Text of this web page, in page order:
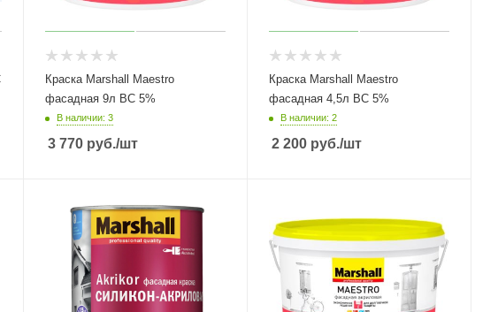
Краска Marshall Maestro
фасадная 9л BC 5%
В наличии: 3
3 770 руб./шт
Краска Marshall Maestro
фасадная 4,5л BC 5%
В наличии: 2
2 200 руб./шт